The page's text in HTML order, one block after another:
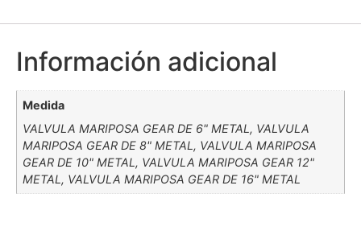
Información adicional
Medida
VALVULA MARIPOSA GEAR DE 6" METAL, VALVULA
MARIPOSA GEAR DE 8" METAL, VALVULA MARIPOSA
GEAR DE 10" METAL, VALVULA MARIPOSA GEAR 12"
METAL, VALVULA MARIPOSA GEAR DE 16" METAL